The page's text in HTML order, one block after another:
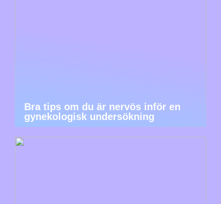
Bra tips om du är nervös inför en
gynekologisk undersökning